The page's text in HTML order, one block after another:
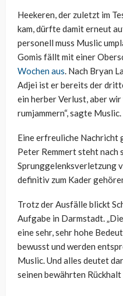
Heekeren, der zuletzt im
kam, dürfte damit erneut
personell muss Muslic
Gomis fällt mit einer
Wochen aus. Nach Bryan
Adjei ist er bereits der
ein herber Verlust, aber
rumjammern“, sagte Muslic.
Eine erfreuliche Nachricht
Peter Remmert steht nach
Sprunggelenksverletzung
definitiv zum Kader
Trotz der Ausfälle blickt
Aufgabe in Darmstadt.
eine sehr, sehr hohe
bewusst und werden
Muslic. Und alles deutet
seinen bewährten